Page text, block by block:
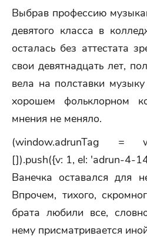
Выбрав профессию
девятого класса в
осталась без аттестата
свои девятнадцать лет,
вела на полставки
хорошем фольклорном
мнения не меняло.
(window.adrunTag =
[]).push({v: 1, el: 'adrun-4-
Ванечка оставался для
Впрочем, тихого,
брата любили все,
нему присматривается